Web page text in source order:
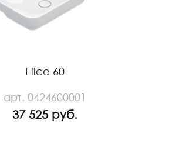
Elice 60
арт. 0424600001
37 525 руб.